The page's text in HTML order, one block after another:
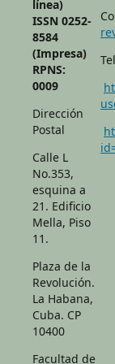
línea)
ISSN 0252-
8584
(Impresa)
RPNS:
0009
Dirección
Postal
Calle L
No.353,
esquina a
21. Edificio
Mella, Piso
11.
Plaza de la
Revolución.
La Habana,
Cuba. CP
10400
Facultad de